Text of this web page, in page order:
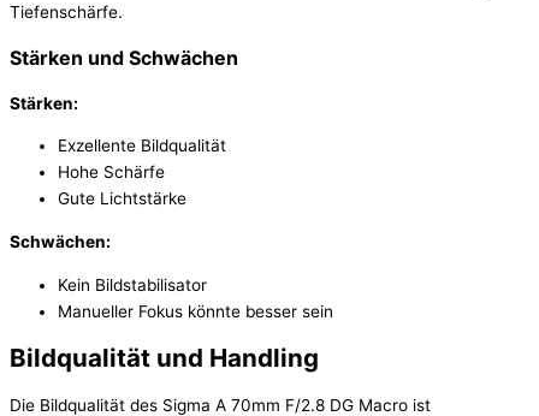
Tiefenschärfe.
Stärken und Schwächen
Stärken:
Exzellente Bildqualität
Hohe Schärfe
Gute Lichtstärke
Schwächen:
Kein Bildstabilisator
Manueller Fokus könnte besser sein
Bildqualität und Handling
Die Bildqualität des Sigma A 70mm F/2.8 DG Macro ist